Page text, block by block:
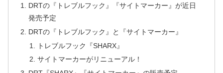
DRTの『トレブルフック』『サイトマーカー』が近日
発売予定
DRTの『トレブルフック』と『サイトマーカー』
トレブルフック『SHARX』
サイトマーカーがリニューアル！